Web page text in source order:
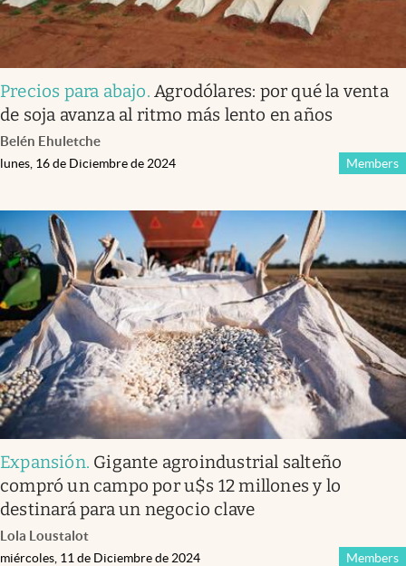
Precios para abajo. Agrodólares: por qué la venta
de soja avanza al ritmo más lento en años
Belén Ehuletche
Members
lunes, 16 de Diciembre de 2024
Expansión. Gigante agroindustrial salteño
compró un campo por u$s 12 millones y lo
destinará para un negocio clave
Lola Loustalot
Members
miércoles, 11 de Diciembre de 2024